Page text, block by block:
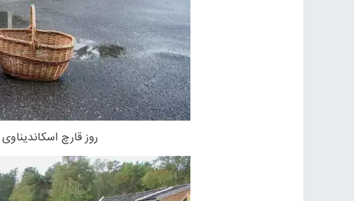
روز قارچ اسکاندیناوی 2023 در نروژ، سوئد و دانمارک